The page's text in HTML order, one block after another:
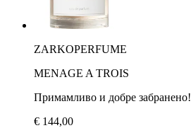
ZARKOPERFUME
MENAGE A TROIS
Примамливо и добре забранено!
€ 144,00